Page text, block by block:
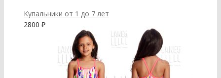
Купальники от 1 до 7 лет
2800 ₽